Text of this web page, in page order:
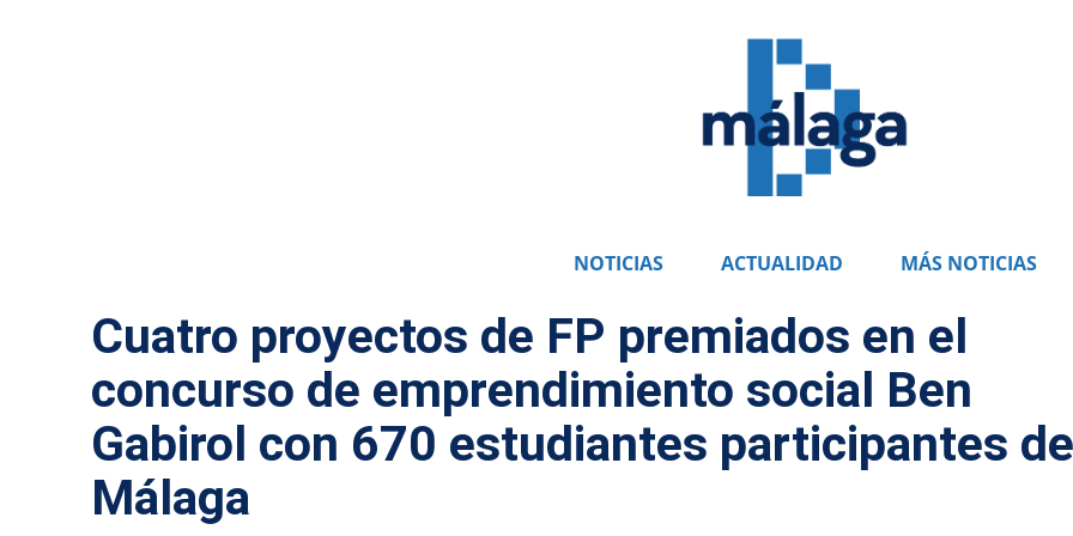
NOTICIAS ACTUALIDAD MÁS NOTICIAS
Cuatro proyectos de FP premiados en el
concurso de emprendimiento social Ben
Gabirol con 670 estudiantes participantes de
Málaga